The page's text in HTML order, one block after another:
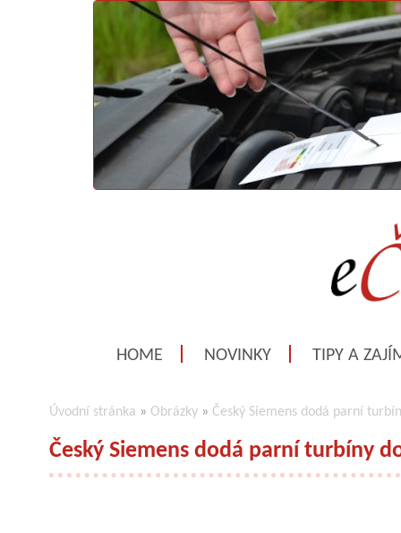
HOME NOVINKY TIPY A
Úvodní stránka » Obrázky » Český Siemens dodá parní
Český Siemens dodá parní turbíny